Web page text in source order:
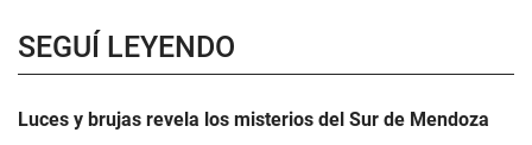
SEGUÍ LEYENDO
Luces y brujas revela los misterios del Sur de Mendoza